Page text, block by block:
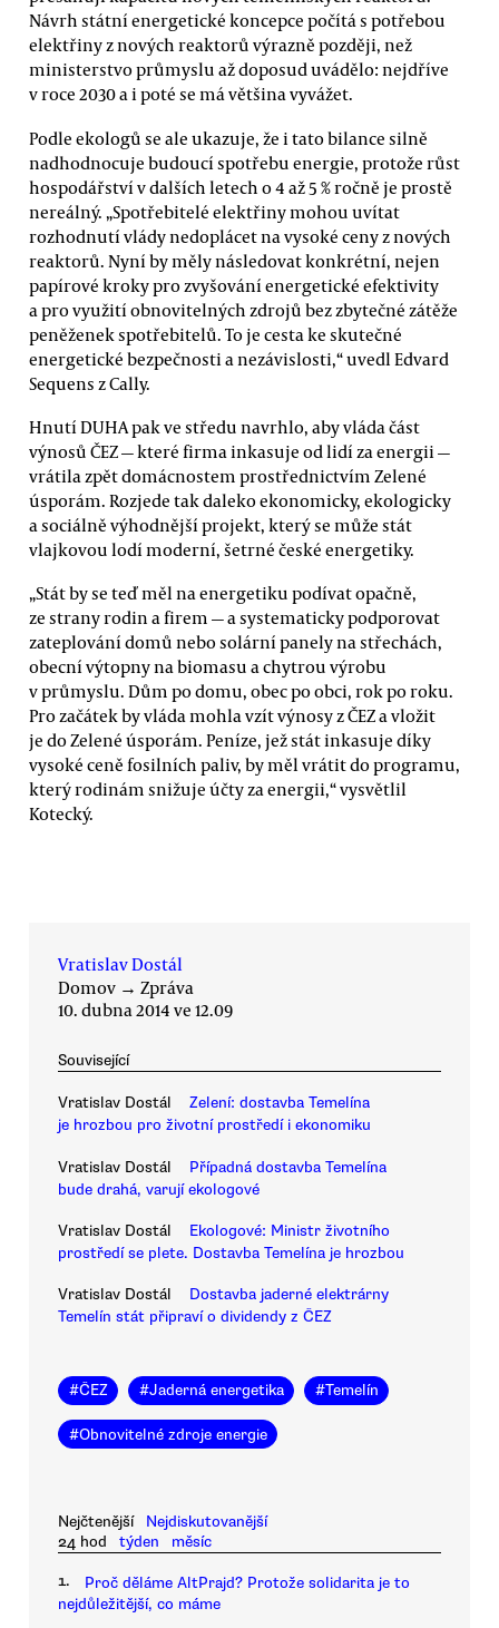
Návrh státní energetické koncepce počítá s potřebou
elektřiny z nových reaktorů výrazně později, než
ministerstvo průmyslu až doposud uvádělo: nejdříve
v roce 2030 a i poté se má většina vyvážet.
Podle ekologů se ale ukazuje, že i tato bilance silně
nadhodnocuje budoucí spotřebu energie, protože růst
hospodářství v dalších letech o 4 až 5 % ročně je prostě
nereálný. „Spotřebitelé elektřiny mohou uvítat
rozhodnutí vlády nedoplácet na vysoké ceny z nových
reaktorů. Nyní by měly následovat konkrétní, nejen
papírové kroky pro zvyšování energetické efektivity
a pro využití obnovitelných zdrojů bez zbytečné zátěže
peněženek spotřebitelů. To je cesta ke skutečné
energetické bezpečnosti a nezávislosti,“ uvedl Edvard
Sequens z Cally.
Hnutí DUHA pak ve středu navrhlo, aby vláda část
výnosů ČEZ — které firma inkasuje od lidí za energii —
vrátila zpět domácnostem prostřednictvím Zelené
úsporám. Rozjede tak daleko ekonomicky, ekologicky
a sociálně výhodnější projekt, který se může stát
vlajkovou lodí moderní, šetrné české energetiky.
„Stát by se teď měl na energetiku podívat opačně,
ze strany rodin a firem — a systematicky podporovat
zateplování domů nebo solární panely na střechách,
obecní výtopny na biomasu a chytrou výrobu
v průmyslu. Dům po domu, obec po obci, rok po roku.
Pro začátek by vláda mohla vzít výnosy z ČEZ a vložit
je do Zelené úsporám. Peníze, jež stát inkasuje díky
vysoké ceně fosilních paliv, by měl vrátit do programu,
který rodinám snižuje účty za energii,“ vysvětlil
Kotecký.
Vratislav Dostál
Domov → Zpráva
10. dubna 2014 ve 12.09
Související
Vratislav Dostál
Zelení: dostavba Temelína
je hrozbou pro životní prostředí i ekonomiku
Vratislav Dostál
Případná dostavba Temelína
bude drahá, varují ekologové
Vratislav Dostál
Ekologové: Ministr životního
prostředí se plete. Dostavba Temelína je hrozbou
Vratislav Dostál
Dostavba jaderné elektrárny
Temelín stát připraví o dividendy z ČEZ
#ČEZ #Jaderná energetika #Temelín
#Obnovitelné zdroje energie
Nejčtenější
Nejdiskutovanější
24 hod
týden měsíc
1.
Proč děláme AltPrajd? Protože solidarita je to
nejdůležitější, co máme